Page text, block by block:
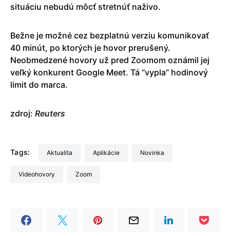
situáciu nebudú môcť stretnúť naživo.
Bežne je možné cez bezplatnú verziu komunikovať
40 minút, po ktorých je hovor prerušený.
Neobmedzené hovory už pred Zoomom oznámil jej
veľký konkurent Google Meet. Tá “vypla” hodinový
limit do marca.
zdroj: Reuters
Tags: aktualita Aplikácie Novinka
videohovory Zoom